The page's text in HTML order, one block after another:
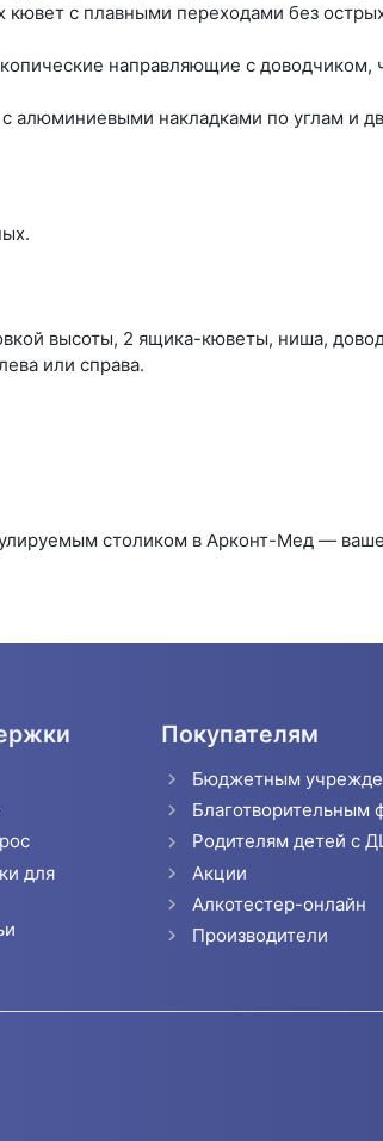
кювет с плавными переходами без
направляющие с доводчиком,
алюминиевыми накладками по углам и
высоты, 2 ящика-кюветы, ниша,
или справа.
столиком в Арконт-Мед —
для
Покупателям
Бюджетным
Благотворительным
Родителям детей с
Акции
Алкотестер-онлайн
Производители